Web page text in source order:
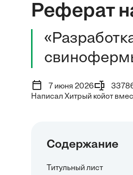
Реферат
7 июня 2026
Написал Хитрый койот
Содержание
Титульный лист